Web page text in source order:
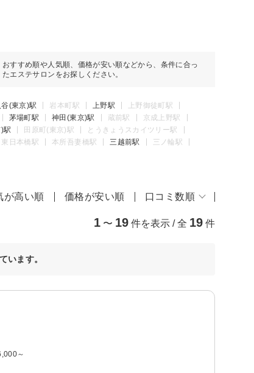
おすすめ順や人気順、価格が安い順などから、条件に合っ
たエステサロンをお探しください。
谷(東京)駅 岩本町駅 上野駅
上野御徒町駅
茅場町駅 神田(東京)駅 蔵前駅
京成上野駅
駅 田原町(東京)駅
とうきょうスカイツリー駅
東日本橋駅 本所吾妻橋駅 三越前駅
三ノ輪駅
が高い順 価格が安い順 口コミ数順
1 〜 19 件を表示 / 全 19 件
います。
～